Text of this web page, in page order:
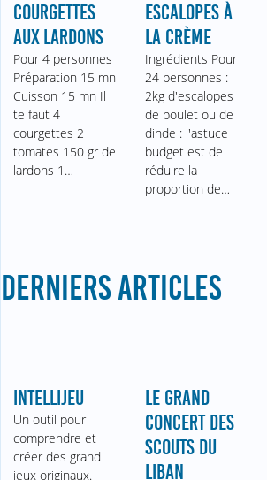
COURGETTES
AUX LARDONS
Pour 4 personnes
Préparation 15 mn
Cuisson 15 mn Il
te faut 4
courgettes 2
tomates 150 gr de
lardons 1…
ESCALOPES À
LA CRÈME
Ingrédients Pour
24 personnes :
2kg d'escalopes
de poulet ou de
dinde : l'astuce
budget est de
réduire la
proportion de…
DERNIERS ARTICLES
INTELLIJEU
Un outil pour
comprendre et
créer des grand
jeux originaux.
LE GRAND
CONCERT DES
SCOUTS DU
LIBAN